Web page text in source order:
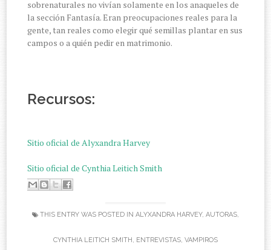
sobrenaturales no vivían solamente en los anaqueles de
la sección Fantasía. Eran preocupaciones reales para la
gente, tan reales como elegir qué semillas plantar en sus
campos o a quién pedir en matrimonio.
Recursos:
Sitio oficial de Alyxandra Harvey
Sitio oficial de Cynthia Leitich Smith
THIS ENTRY WAS POSTED IN ALYXANDRA HARVEY, AUTORAS,
CYNTHIA LEITICH SMITH , ENTREVISTAS, VAMPIROS